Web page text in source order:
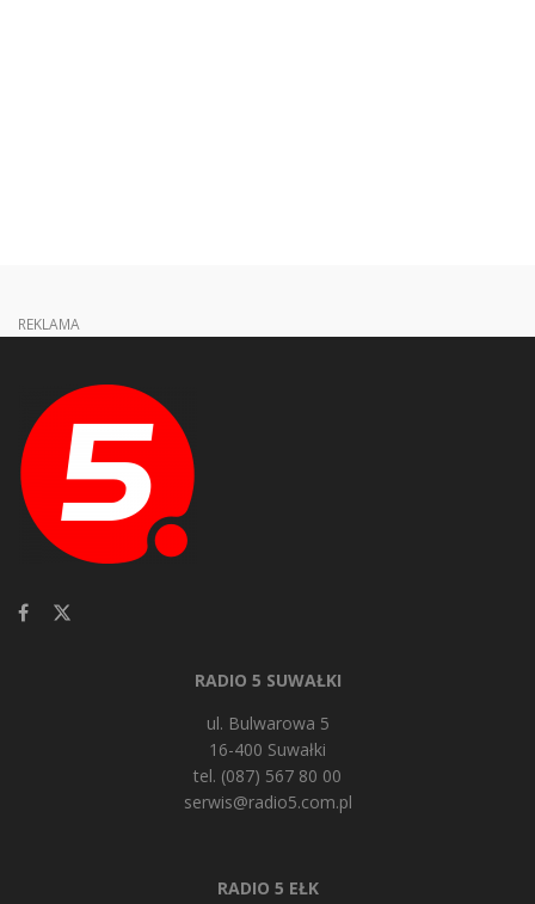
REKLAMA
RADIO 5 SUWAŁKI
ul. Bulwarowa 5
16-400 Suwałki
tel. (087) 567 80 00
serwis@radio5.com.pl
RADIO 5 EŁK